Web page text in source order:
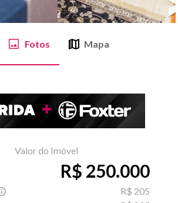
Fotos Mapa
Valor do Imóvel
R$ 250.000
R$ 205